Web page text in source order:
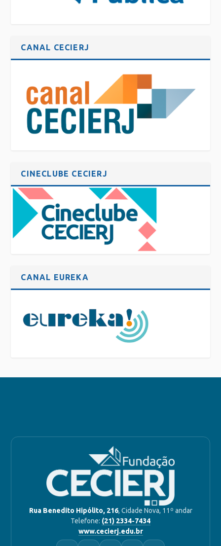
CANAL CECIERJ
CINECLUBE CECIERJ
CANAL EUREKA
Rua Benedito Hipólito, 216, Cidade Nova, 11º andar
Telefone: (21) 2334-7434
www.cecierj.edu.br